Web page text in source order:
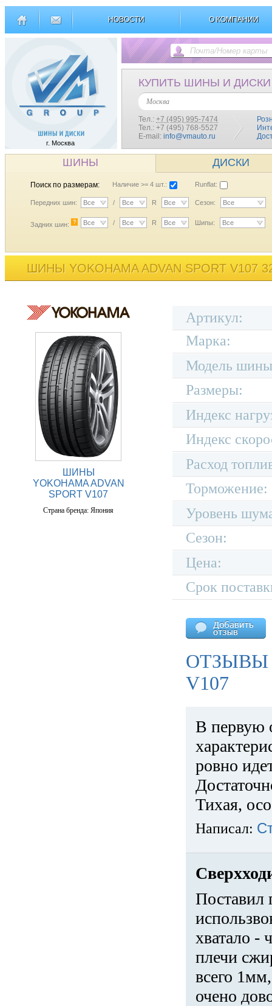
НОВОСТИ О КОМПАНИИ
г. Москва
КУПИТЬ ШИНЫ И ДИСКИ
Москва
Тел.: +7 (495) 995-7474
Тел.: +7 (495) 768-5527
E-mail: info@vmauto.ru
ШИНЫ ДИСКИ
Поиск по размерам: Наличие >= 4 шт.: Runflat:
Передних шин: Все / Все R Все Сезон: Все
Задних шин: ? Все / Все R Все Шипы: Все
ШИНЫ YOKOHAMA ADVAN SPORT V107
ШИНЫ
YOKOHAMA ADVAN
SPORT V107
Страна бренда: Япония
Артикул:
Марка:
Модель
Размеры:
Индекс
Индекс
Расход
Торможение:
Уровень
Сезон:
Цена:
Срок
ОТЗЫВЫ
V107
В первую
ровно
Тихая,
Написал:
Поставил
хватало -
плечи
всего
очено